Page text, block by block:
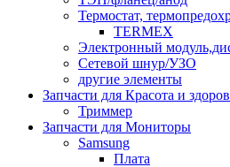
Термостат,
TERMEX
Электронный
Сетевой шнур/УЗО
другие элементы
Запчасти для Красота и
Триммер
Запчасти для Мониторы
Samsung
Плата